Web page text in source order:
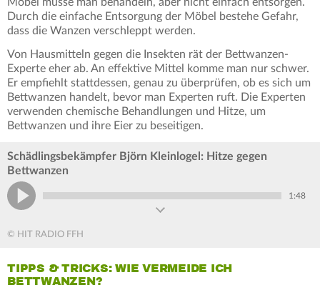
Durch die einfache Entsorgung der Möbel bestehe Gefahr,
dass die Wanzen verschleppt werden.
Von Hausmitteln gegen die Insekten rät der Bettwanzen-
Experte eher ab. An effektive Mittel komme man nur schwer.
Er empfiehlt stattdessen, genau zu überprüfen, ob es sich um
Bettwanzen handelt, bevor man Experten ruft. Die Experten
verwenden chemische Behandlungen und Hitze, um
Bettwanzen und ihre Eier zu beseitigen.
Schädlingsbekämpfer Björn Kleinlogel: Hitze gegen
Bettwanzen
1:48
© HIT RADIO FFH
TIPPS & TRICKS: WIE VERMEIDE ICH
BETTWANZEN?